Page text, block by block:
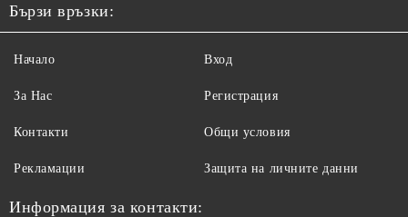
Бързи връзки:
Начало
За Нас
Контакти
Рекламации
Вход
Регистрация
Общи условия
Защита на личните данни
Информация за контакти: